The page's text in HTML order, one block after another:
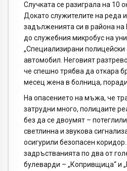
Случката се разиграла на 10
Докато служителите на реда
задълженията си в района на
до служебния микробус на
„Специализирани полицейски
автомобил. Неговият
че спешно трябва да откара
месец жена в болница,
На опасението на мъжа, че
затрудни много, полицаите
без да се двоумят –
светлинна и звукова
осигурили безопасен
задръстванията по два от
булеварди – „Копривщица“ и